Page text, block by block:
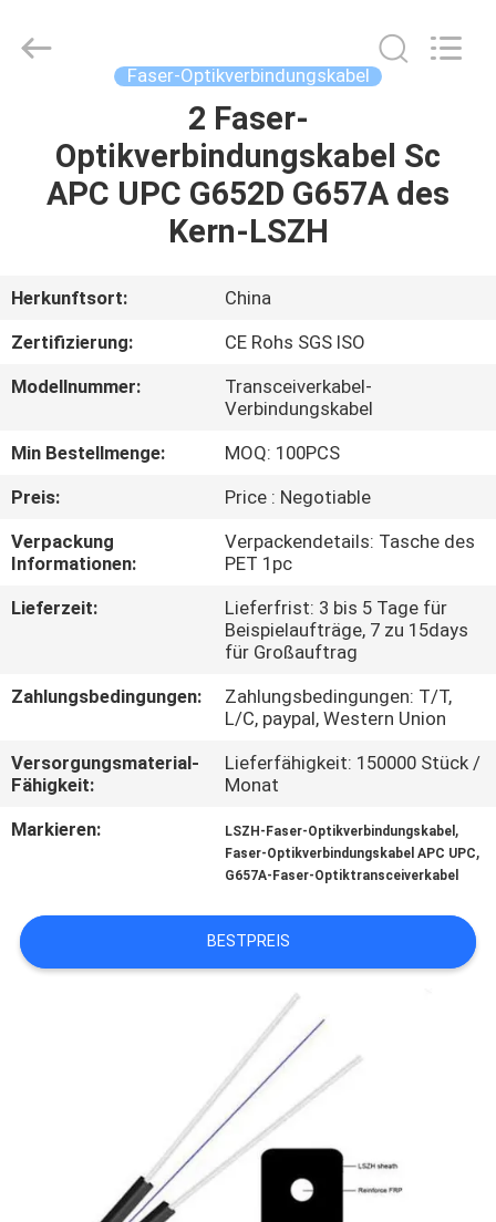
PRODUKTE
UNS
AUSFLUG
TRETEN
MIT
IN
NACHRICHTEN
SITEMAP
DATENSCHUTZRICHTLINIE
Technology
Faser-Optikverbindungskabel
2 Faser-
Optikverbindungskabel Sc
APC UPC G652D G657A des
Kern-LSZH
Herkunftsort:
China
Zertifizierung:
CE Rohs SGS ISO
Modellnummer:
Transceiverkabel-
Verbindungskabel
Min Bestellmenge:
MOQ: 100PCS
Preis:
Price : Negotiable
Verpackung
Informationen:
Verpackendetails: Tasche des
PET 1pc
Lieferzeit:
Lieferfrist: 3 bis 5 Tage für
Beispielaufträge, 7 zu 15days
für Großauftrag
Zahlungsbedingungen:
Zahlungsbedingungen: T/T,
L/C, paypal, Western Union
Versorgungsmaterial-
Fähigkeit:
Lieferfähigkeit: 150000 Stück /
Monat
Markieren:
LSZH-Faser-Optikverbindungskabel ,
Faser-Optikverbindungskabel APC UPC,
G657A-Faser-Optiktransceiverkabel
BESTPREIS